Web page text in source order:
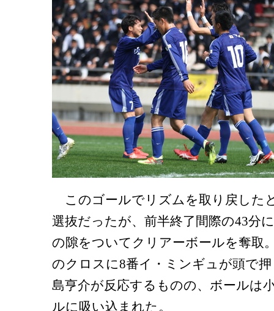
このゴールでリズムを取り戻した
選抜だったが、前半終了間際の43分
の隙をついてクリアーボールを奪取
のクロスに8番イ・ミンギュが頭で
島亨介が反応するものの、ボールは
ルに吸い込まれた。